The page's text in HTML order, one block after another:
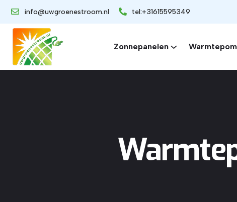
info@uwgroenestroom.nl tel:+31615595349
Zonnepanelen